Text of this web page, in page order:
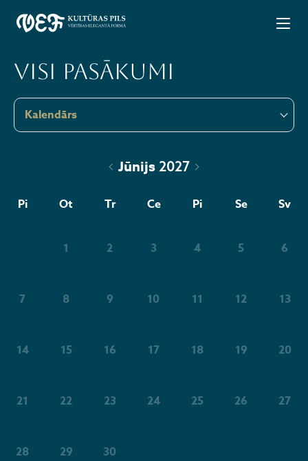
Jūnijs 2027
Pi Ot Tr Ce Pi Se Sv
1 2 3 4 5 6
7 8 9 10 11 12 13
14 15 16 17 18 19 20
21 22 23 24 25 26 27
28 29 30
Visi pasākumi
Kalendārs